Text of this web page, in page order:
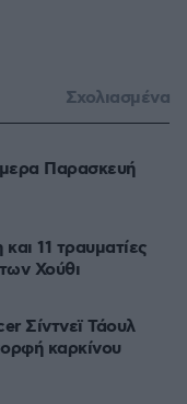
Σχολιασμένα
Παρασκευή
11 τραυματίες
Χούθι
Σίντνεϊ Τάουλ
καρκίνου